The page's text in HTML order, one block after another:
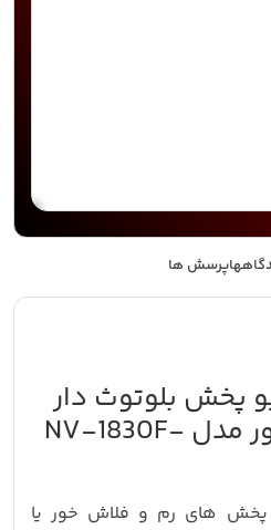
پرسش ها
پخش بلوتوث دار
دوفلاش وکال پاور مدل NV-1830F-
پخش های رم و فلاش خور یا